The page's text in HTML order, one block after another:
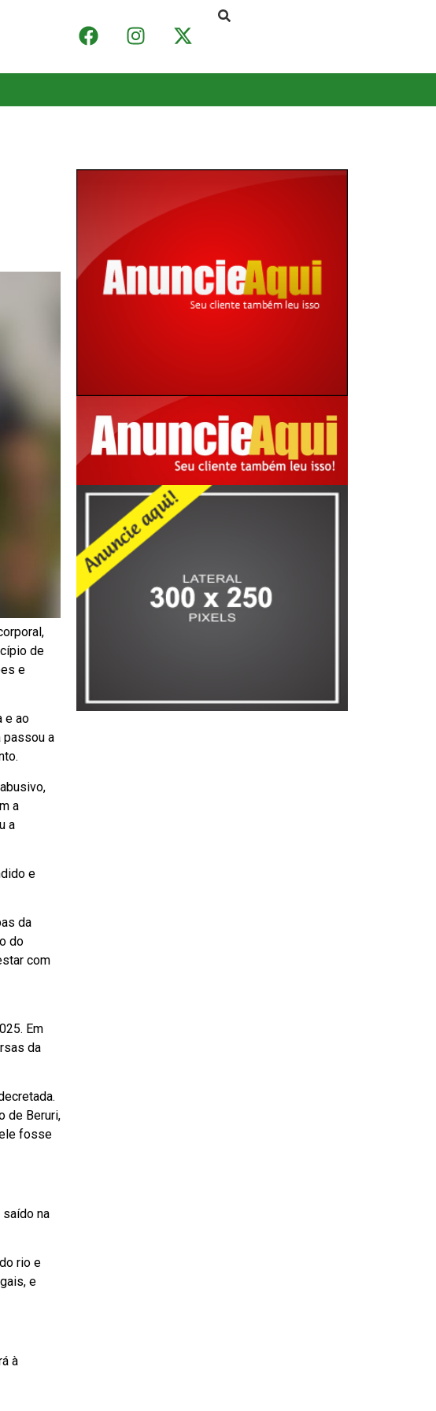
de
e
e ao
passou a
a
a
e
da
do
com
Em
da
de Beruri,
fosse
na
rio e
e
à